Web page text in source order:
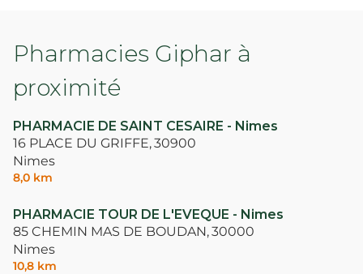
Pharmacies Giphar à
proximité
PHARMACIE DE SAINT CESAIRE - Nimes
16 PLACE DU GRIFFE,30900
Nimes
8,0 km
PHARMACIE TOUR DE L'EVEQUE - Nimes
85 CHEMIN MAS DE BOUDAN,30000
Nimes
10,8 km